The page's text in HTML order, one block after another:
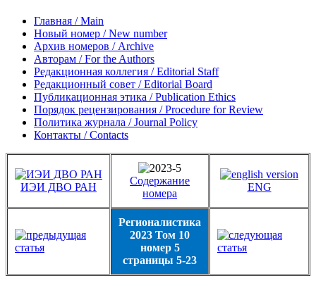
Главная / Main
Новый номер / New number
Архив номеров / Archive
Авторам / For the Authors
Редакционная коллегия / Editorial Staff
Редакционный совет / Editorial Board
Публикационная этика / Publication Ethics
Порядок рецензирования / Procedure for Review
Политика журнала / Journal Policy
Контакты / Contacts
ИЭИ ДВО РАН
Содержание
номера
ENG
Регионалистика
2023 Том 10
номер 5
страницы 5-23